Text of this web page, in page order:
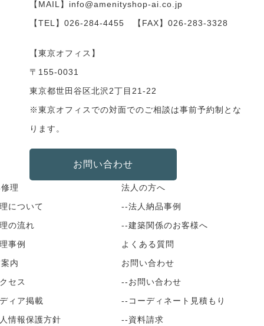
【MAIL】info@amenityshop-ai.co.jp
【TEL】 026-284-4455 【FAX】026-283-3328
【東京オフィス】
〒155-0031
東京都世田谷区北沢2丁目21-22
※東京オフィスでの対面でのご相談は事前予約制とな
ります。
お問い合わせ
理
について
の流れ
事例
内
セス
ィア掲載
情報保護方針
法人の方へ
--法人納品事例
--建築関係のお客様へ
よくある質問
お問い合わせ
--お問い合わせ
--コーディネート見積もり
--資料請求